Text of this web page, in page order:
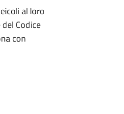
al loro
Codice
con